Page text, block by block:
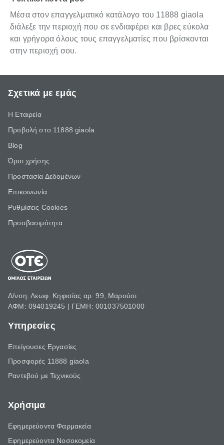
Μέσα στον επαγγελματικό κατάλογο του 11888 giaola
διάλεξε την περιοχή που σε ενδιαφέρει και βρες εύκολα
και γρήγορα όλους τους επαγγελματίες που βρίσκονται
στην περιοχή σου.
Σχετικά με εμάς
Η Εταιρεία
Προβολή στο 11888 giaola
Blog
Όροι χρήσης
Προστασία Δεδομένων
Επικοινωνία
Ρυθμίσεις Cookies
Προσβασιμότητα
Δ/νση: Λεωφ. Κηφισίας αρ. 99, Μαρούσι
ΑΦΜ: 094019245 | ΓΕΜΗ: 001037501000
Υπηρεσίες
Επείγουσες Εργασίες
Προσφορές 11888 giaola
Ραντεβού με Τεχνικούς
Χρήσιμα
Εφημερεύοντα Φαρμακεία
Εφημερεύοντα Νοσοκομεία